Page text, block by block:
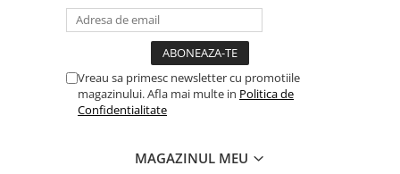
Vreau sa primesc newsletter cu promotiile
magazinului. Afla mai multe in Politica de
Confidentialitate
MAGAZINUL MEU